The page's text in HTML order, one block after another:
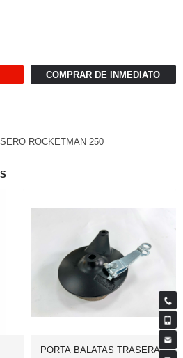
COMPRAR DE INMEDIATO
ROCKETMAN 250